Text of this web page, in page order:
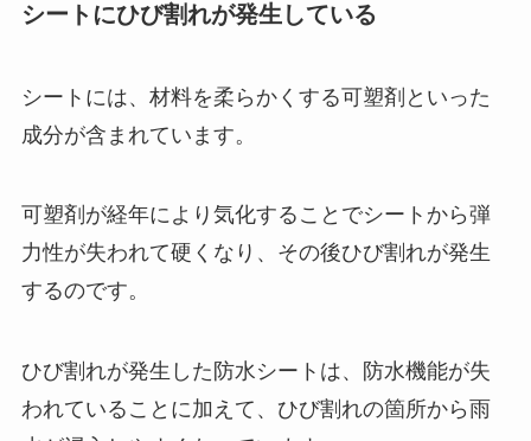
シートにひび割れが発生している
シートには、材料を柔らかくする可塑剤といった
成分が含まれています。
可塑剤が経年により気化することでシートから弾
力性が失われて硬くなり、その後ひび割れが発生
するのです。
ひび割れが発生した防水シートは、防水機能が失
われていることに加えて、ひび割れの箇所から雨